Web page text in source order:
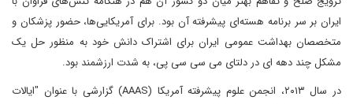
ایران بر سر برنامه هسته‌ای پیشرفته آن بود. برای آمریکایی‌ها، حضور پزشکان و
متخصصان بهداشت عمومی ایران برای اشتراک دانش خود به منظور حل یک
مشکل چند دهه ای در دلتای می سی سی پی، به شدت ارزشمند بود.
در سال ۲۰۱۳، انجمن علوم پیشرفته آمریکا (AAAS) گزارشی با عنوان "ایالات